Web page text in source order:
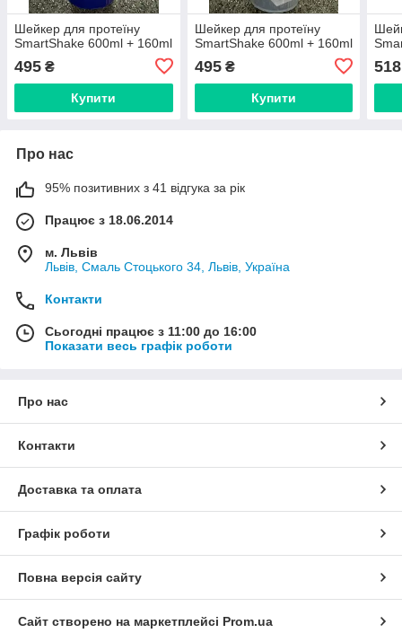
Шейкер для протеїну
SmartShake 600ml + 160ml
495 ₴
Купити
Шейкер для протеїну
SmartShake 600ml + 160ml
495₴
Купити
518
Про нас
95% позитивних з 41 відгука за рік
Працює з 18.06.2014
м. Львів
Львів, Смаль Стоцького 34, Львів, Україна
Контакти
Сьогодні працює з 11:00 до 16:00
Показати весь графік роботи
Про нас
Контакти
Доставка та оплата
Графік роботи
Повна версія сайту
Сайт створено на маркетплейсі Prom.ua